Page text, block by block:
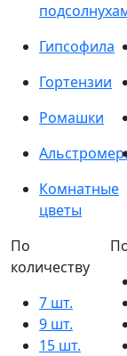
Гипсофила
Гортензии
Ромашки
Комнатные
цветы
По
количеству
7 шт.
9 шт.
15 шт.